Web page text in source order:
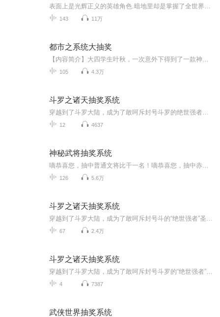
143 11万
都市之系统大抽奖
105 4.3万
斗罗之诸天抽奖系统
12 4637
神秘武将抽奖系统
126 5.6万
斗罗之诸天抽奖系统
67 2.4万
斗罗之诸天抽奖系统
4 7387
武侠世界抽奖系统